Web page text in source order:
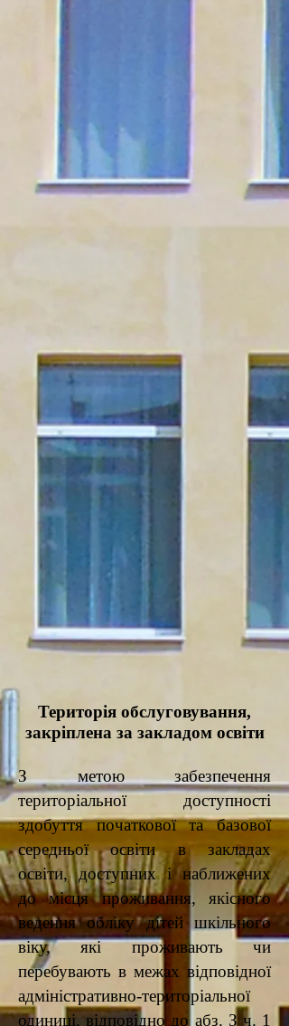
Територія обслуговування,
закріплена за закладом освіти
З метою забезпечення
територіальної доступності
здобуття початкової та базової
середньої освіти в закладах
освіти, доступних і наближених
до місця проживання, якісного
ведення обліку дітей шкільного
віку, які проживають чи
перебувають в межах відповідної
адміністративно-територіальної
одиниці, відповідно до абз. З ч. 1